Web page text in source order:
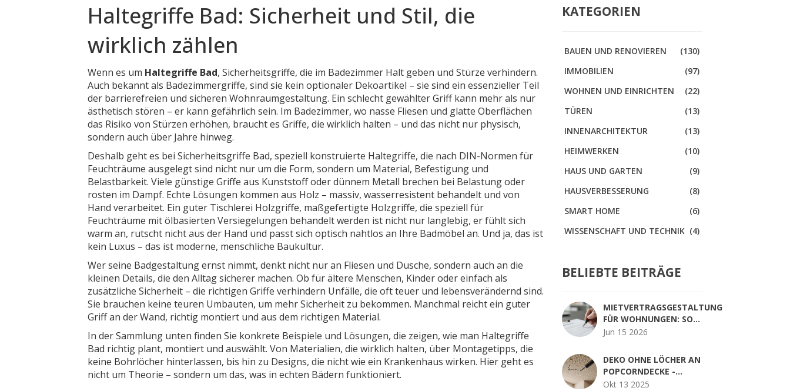
Haltegriffe Bad: Sicherheit und Stil, die
wirklich zählen
Wenn es um Haltegriffe Bad,Sicherheitsgriffe, die im Badezimmer Halt geben und Stürze verhindern.
Auch bekannt als Badezimmergriffe, sind sie kein optionaler Dekoartikel – sie sind ein essenzieller Teil
der barrierefreien und sicheren Wohnraumgestaltung. Ein schlecht gewählter Griff kann mehr als nur
ästhetisch stören – er kann gefährlich sein. Im Badezimmer, wo nasse Fliesen und glatte Oberflächen
das Risiko von Stürzen erhöhen, braucht es Griffe, die wirklich halten – und das nicht nur physisch,
sondern auch über Jahre hinweg.
Deshalb geht es beiSicherheitsgriffe Bad,speziell konstruierte Haltegriffe, die nach DIN-Normen für
Feuchträume ausgelegt sind nicht nur um die Form, sondern um Material, Befestigung und
Belastbarkeit. Viele günstige Griffe aus Kunststoff oder dünnem Metall brechen bei Belastung oder
rosten im Dampf. Echte Lösungen kommen aus Holz – massiv, wasserresistent behandelt und von
Hand verarbeitet. Ein guter Tischlerei Holzgriffe, maßgefertigte Holzgriffe, die speziell für
Feuchträume mit ölbasierten Versiegelungen behandelt werden ist nicht nur langlebig, er fühlt sich
warm an, rutscht nicht aus der Hand und passt sich optisch nahtlos an Ihre Badmöbel an. Und ja, das ist
kein Luxus – das ist moderne, menschliche Baukultur.
Wer seine Badgestaltung ernst nimmt, denkt nicht nur an Fliesen und Dusche, sondern auch an die
kleinen Details, die den Alltag sicherer machen. Ob für ältere Menschen, Kinder oder einfach als
zusätzliche Sicherheit – die richtigen Griffe verhindern Unfälle, die oft teuer und lebensverändernd sind.
Sie brauchen keine teuren Umbauten, um mehr Sicherheit zu bekommen. Manchmal reicht ein guter
Griff an der Wand, richtig montiert und aus dem richtigen Material.
In der Sammlung unten finden Sie konkrete Beispiele und Lösungen, die zeigen, wie man Haltegriffe
Bad richtig plant, montiert und auswählt. Von Materialien, die wirklich halten, über Montagetipps, die
keine Bohrlöcher hinterlassen, bis hin zu Designs, die nicht wie ein Krankenhaus wirken. Hier geht es
nicht um Theorie – sondern um das, was in echten Bädern funktioniert.
KATEGORIEN
BAUEN UND RENOVIEREN
(130)
IMMOBILIEN
(97)
WOHNEN UND EINRICHTEN
(22)
TÜREN
(13)
INNENARCHITEKTUR
(13)
HEIMWERKEN
(10)
HAUS UND GARTEN
(9)
HAUSVERBESSERUNG
(8)
SMART HOME
(6)
WISSENSCHAFT UND TECHNIK (4)
BELIEBTE BEITRÄGE
MIETVERTRAGSGESTALTUNG
FÜR WOHNUNGEN: SO
FORMULIEREN SIE KLAUSELN
Jun 15 2026
DEKO OHNE LÖCHER AN
POPCORNDECKE -
TIPPS, TRICKS &
Okt 13 2025